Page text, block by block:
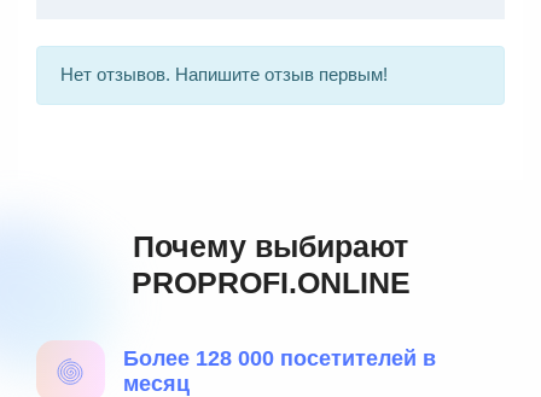
Нет отзывов. Напишите отзыв первым!
Почему выбирают
PROPROFI.ONLINE
Более 128 000 посетителей в
месяц